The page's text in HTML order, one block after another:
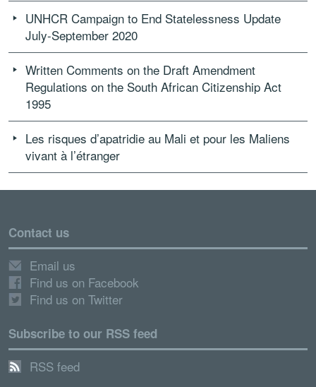
UNHCR Campaign to End Statelessness Update
July-September 2020
Written Comments on the Draft Amendment
Regulations on the South African Citizenship Act
1995
Les risques d’apatridie au Mali et pour les Maliens
vivant à l’étranger
Contact us
Email us
Find us on Facebook
Find us on Twitter
Subscribe to our RSS feed
RSS feed